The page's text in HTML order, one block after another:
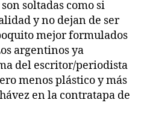
soltadas como si
y no dejan de ser
mejor formulados
argentinos ya
del escritor/periodista
menos plástico y más
en la contratapa de